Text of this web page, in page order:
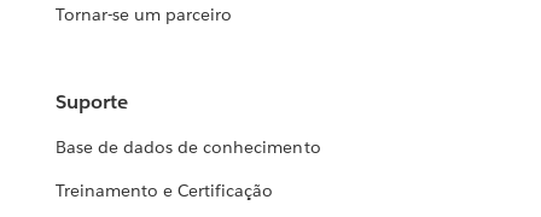
Tornar-se um parceiro
Suporte
Base de dados de conhecimento
Treinamento e Certificação